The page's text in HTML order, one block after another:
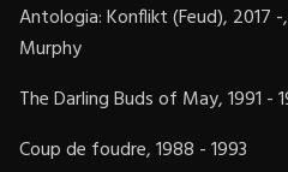
Antologia: Konflikt (Feud), 2017 -
Murphy
The Darling Buds of May, 1991 -
Coup de foudre, 1988 - 1993